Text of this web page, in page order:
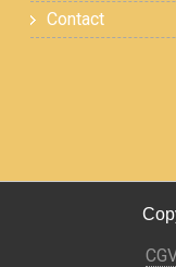
Contact